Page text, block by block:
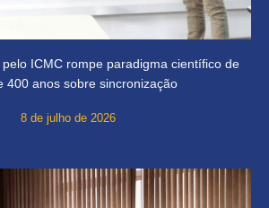
ICMC rompe paradigma científico de
400 anos sobre sincronização
8 de julho de 2026